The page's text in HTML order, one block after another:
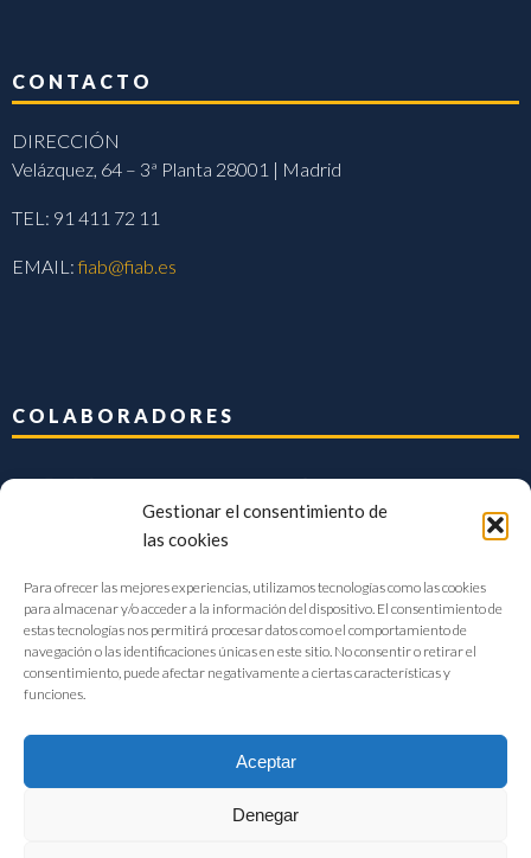
Gestionar el consentimiento de
las cookies
Para ofrecer las mejores experiencias, utilizamos tecnologías como las cookies
para almacenar y/o acceder a la información del dispositivo. El consentimiento de
estas tecnologías nos permitirá procesar datos como el comportamiento de
navegación o las identificaciones únicas en este sitio. No consentir o retirar el
consentimiento, puede afectar negativamente a ciertas características y
funciones.
Aceptar
Denegar
CONTACTO
DIRECCIÓN
Velázquez, 64 – 3ª Planta 28001 | Madrid
TEL: 91 411 72 11
EMAIL:fiab@fiab.es
COLABORADORES